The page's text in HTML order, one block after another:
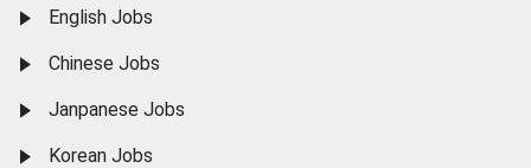
English Jobs
Chinese Jobs
Janpanese Jobs
Korean Jobs